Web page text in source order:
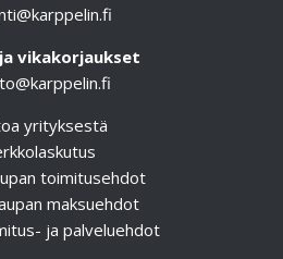
vikakorjaukset
yrityksestä
toimitusehdot
maksuehdot
ja palveluehdot